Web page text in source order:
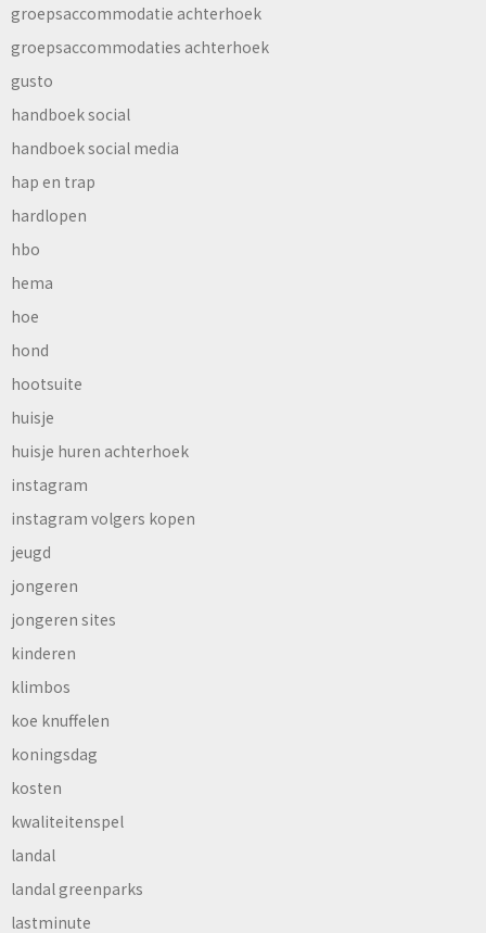
groepsaccommodatie achterhoek
groepsaccommodaties achterhoek
gusto
handboek social
handboek social media
hap en trap
hardlopen
hbo
hema
hoe
hond
hootsuite
huisje
huisje huren achterhoek
instagram
instagram volgers kopen
jeugd
jongeren
jongeren sites
kinderen
klimbos
koe knuffelen
koningsdag
kosten
kwaliteitenspel
landal
landal greenparks
lastminute